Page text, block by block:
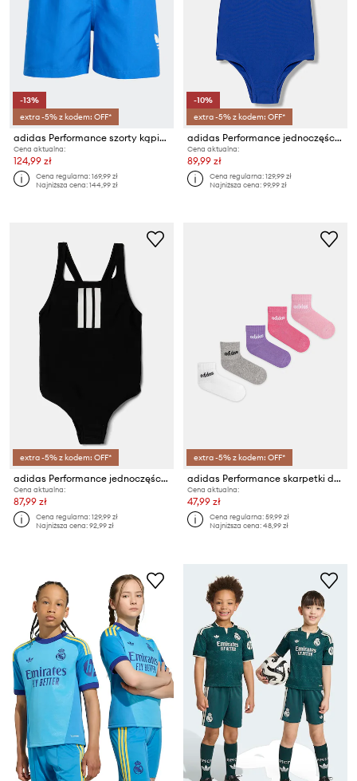
-13%
extra -5% z kodem: OFF*
adidas Performance szorty kąpielowe dziecięce
Cena aktualna:
124,99 zł
Cena regularna:169,99 zł
Najniższa cena:144,99 zł
-10%
extra -5% z kodem: OFF*
adidas Performance jednoczęściowy strój kąpielowy dziecięcy
Cena aktualna:
89,99 zł
Cena regularna:129,99 zł
Najniższa cena:99,99 zł
extra -5% z kodem: OFF*
adidas Performance jednoczęściowy strój kąpielowy dziecięcy
Cena aktualna:
87,99 zł
Cena regularna:129,99 zł
Najniższa cena:92,99 zł
extra -5% z kodem: OFF*
adidas Performance skarpetki dziecięce 5-pack
Cena aktualna:
47,99 zł
Cena regularna:59,99 zł
Najniższa cena:48,99 zł